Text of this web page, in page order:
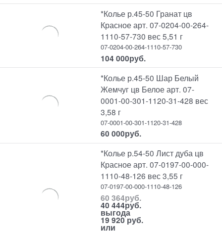
*Колье р.45-50 Гранат цв
Красное арт. 07-0204-00-264-
1110-57-730 вес 5,51 г
07-0204-00-264-1110-57-730
104 000руб.
*Колье р.45-50 Шар Белый
Жемчуг цв Белое арт. 07-
0001-00-301-1120-31-428 вес
3,58 г
07-0001-00-301-1120-31-428
60 000руб.
*Колье р.54-50 Лист дуба цв
Красное арт. 07-0197-00-000-
1110-48-126 вес 3,55 г
07-0197-00-000-1110-48-126
60 364руб.
40 444руб.
выгода
19 920 руб.
или